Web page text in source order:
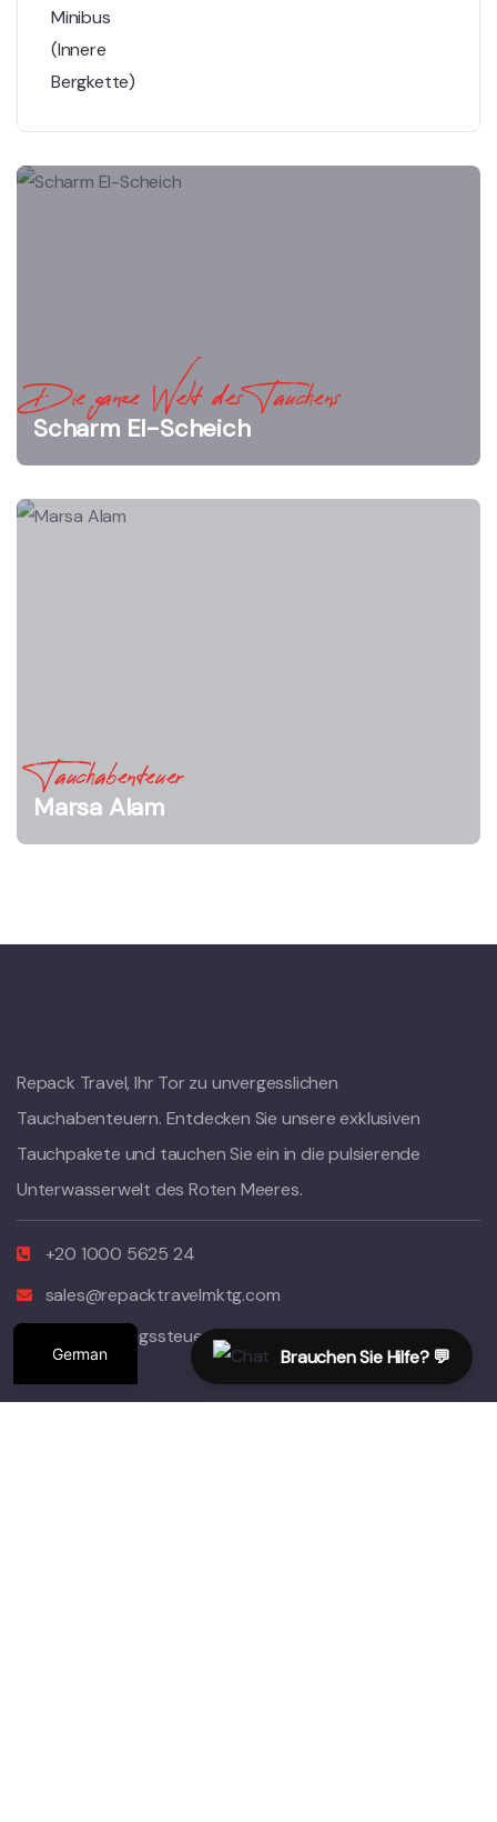
Die ganze Welt des Tauchens
Scharm El-Scheich
Tauchabenteuer
Marsa Alam
Repack Travel, Ihr Tor zu unvergesslichen
Tauchabenteuern. Entdecken Sie unsere exklusiven
Tauchpakete und tauchen Sie ein in die pulsierende
Unterwasserwelt des Roten Meeres.
+20 1000 5625 24
sales@repacktravelmktg.com
Registrierungssteuer-ID 625-628-357
Brauchen Sie Hilfe? 💬
German
Polish